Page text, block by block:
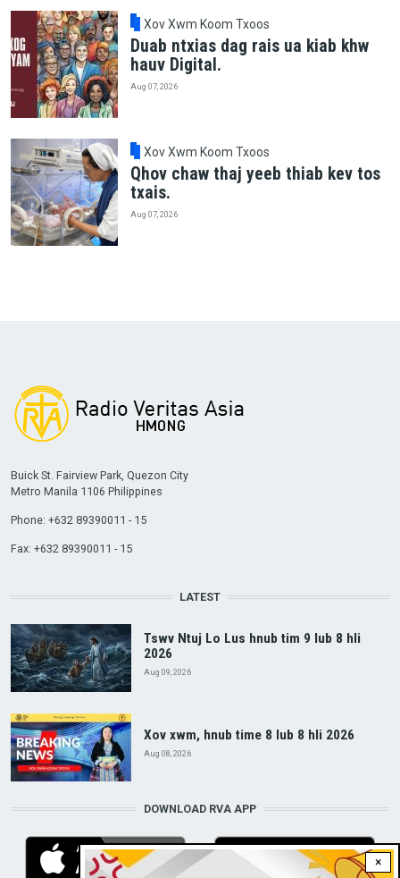
Xov Xwm Koom Txoos
Duab ntxias dag rais ua kiab khw
hauv Digital.
Aug 07, 2026
Xov Xwm Koom Txoos
Qhov chaw thaj yeeb thiab kev tos
txais.
Aug 07, 2026
×
Buick St. Fairview Park, Quezon City
Metro Manila 1106 Philippines
Phone: +632 89390011 - 15
Fax: +632 89390011 - 15
LATEST
Tswv Ntuj Lo Lus hnub tim 9 lub 8 hli
2026
Aug 09, 2026
Xov xwm, hnub time 8 lub 8 hli 2026
Aug 08, 2026
DOWNLOAD RVA APP